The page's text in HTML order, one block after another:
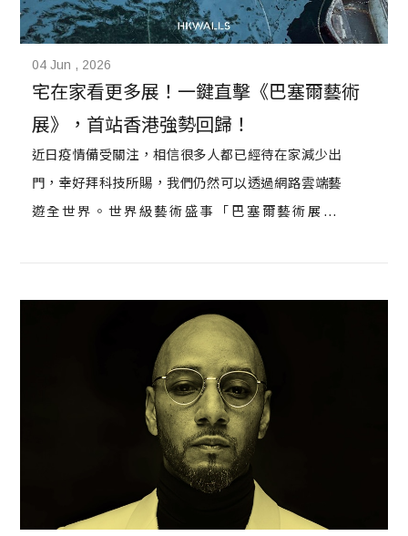
04 Jun , 2026
宅在家看更多展！一鍵直擊《巴塞爾藝術
展》，首站香港強勢回歸！
近日疫情備受關注，相信很多人都已經待在家減少出
門，幸好拜科技所賜，我們仍然可以透過網路雲端藝
遊全世界。世界級藝術盛事「巴塞爾藝術展Art
香港」活動，整合巴塞爾藝術展、Art Central以及鹽
田梓藝術節等活動，讓我們宅在家看更多展，國際漫